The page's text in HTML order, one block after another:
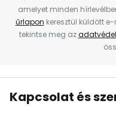
amelyet minden
űrlapon keresztül küldött
tekintse meg az
Kapcsolat és